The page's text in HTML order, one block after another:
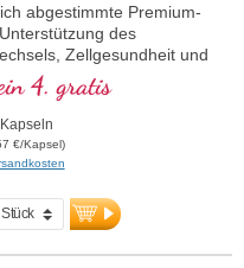
abgestimmte Premium-
des
Zellgesundheit und
in den Mitochondrien.
OPC, Q10, NADH
Förderung des
sowie bioaktive
die
in der wertvollen
Form. Vegan,
4. gratis
€/Kapsel)